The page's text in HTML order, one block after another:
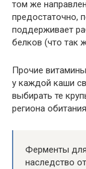
том же
предостаточно,
поддерживает
белков (что так
Прочие
у каждой каши
выбирать те
региона
Ферменты
наследство